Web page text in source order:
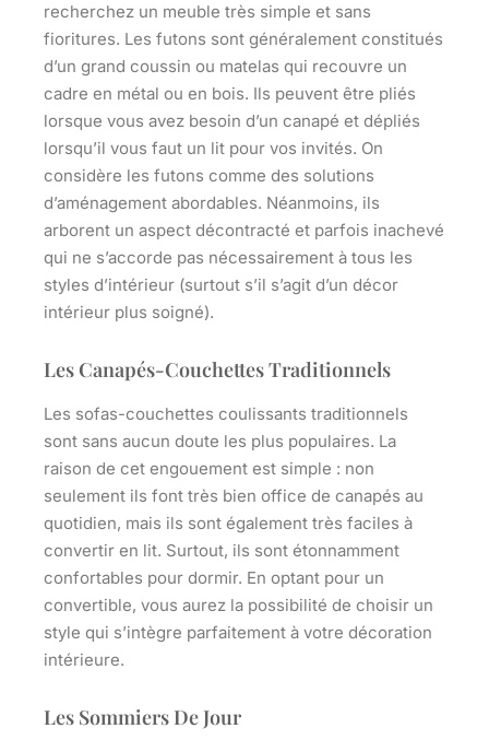
recherchez un meuble très simple et sans
fioritures. Les futons sont généralement constitués
d’un grand coussin ou matelas qui recouvre un
cadre en métal ou en bois. Ils peuvent être pliés
lorsque vous avez besoin d’un canapé et dépliés
lorsqu’il vous faut un lit pour vos invités. On
considère les futons comme des solutions
d’aménagement abordables. Néanmoins, ils
arborent un aspect décontracté et parfois inachevé
qui ne s’accorde pas nécessairement à tous les
styles d’intérieur (surtout s’il s’agit d’un décor
intérieur plus soigné).
Les Canapés-Couchettes Traditionnels
Les sofas-couchettes coulissants traditionnels
sont sans aucun doute les plus populaires. La
raison de cet engouement est simple : non
seulement ils font très bien office de canapés au
quotidien, mais ils sont également très faciles à
convertir en lit. Surtout, ils sont étonnamment
confortables pour dormir. En optant pour un
convertible, vous aurez la possibilité de choisir un
style qui s’intègre parfaitement à votre décoration
intérieure.
Les Sommiers De Jour